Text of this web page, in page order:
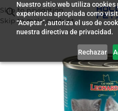
Nuestro sitio web utiliza cookies
experiencia apropiada como
“Aceptar”, autoriza el uso de
nuestra directiva de privacidad.
Rechazar
Skip to navigation
Skip to main content
Inicio/Humedo para Gatos